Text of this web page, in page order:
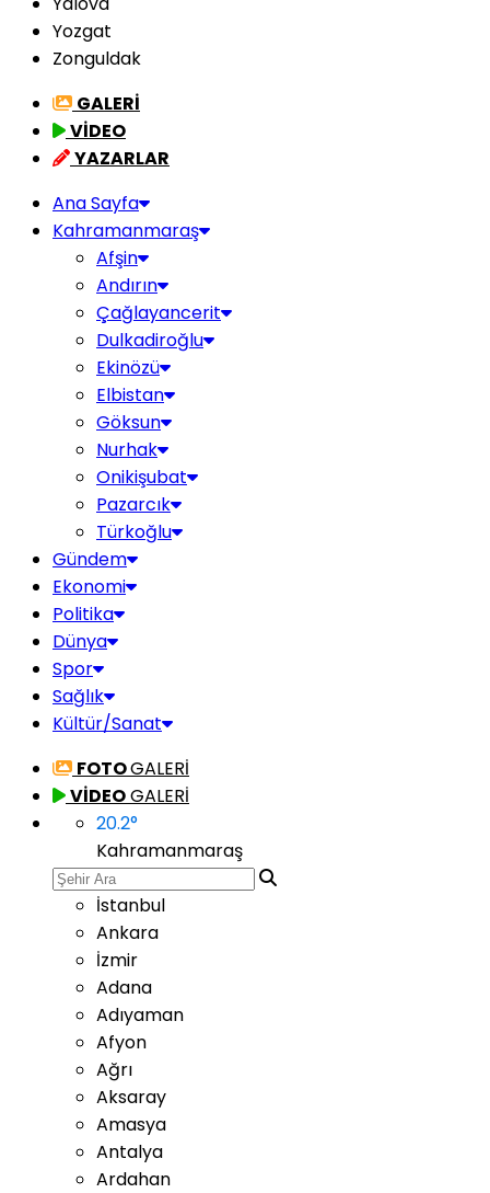
Yozgat
Zonguldak
GALERİ
VİDEO
YAZARLAR
Ana Sayfa
Kahramanmaraş
Afşin
Andırın
Çağlayancerit
Dulkadiroğlu
Ekinözü
Elbistan
Göksun
Nurhak
Onikişubat
Pazarcık
Türkoğlu
Gündem
Ekonomi
Politika
Dünya
Spor
Sağlık
Kültür/Sanat
FOTOGALERİ
VİDEOGALERİ
20.2°
Kahramanmaraş
İstanbul
Ankara
İzmir
Adana
Adıyaman
Afyon
Ağrı
Aksaray
Amasya
Antalya
Ardahan